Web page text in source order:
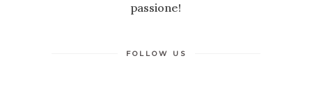
passione!
FOLLOW US